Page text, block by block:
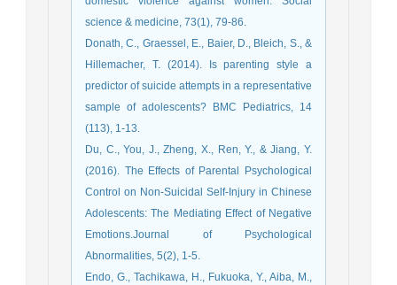
science & medicine, 73(1), 79-86.
Donath, C., Graessel, E., Baier, D., Bleich, S., &
Hillemacher, T. (2014). Is parenting style a
predictor of suicide attempts in a representative
sample of adolescents? BMC Pediatrics, 14
(113), 1-13.
Du, C., You, J., Zheng, X., Ren, Y., & Jiang, Y.
(2016). The Effects of Parental Psychological
Control on Non-Suicidal Self-Injury in Chinese
Adolescents: The Mediating Effect of Negative
Emotions.Journal of Psychological
Abnormalities, 5(2), 1-5.
Endo, G., Tachikawa, H., Fukuoka, Y., Aiba, M.,